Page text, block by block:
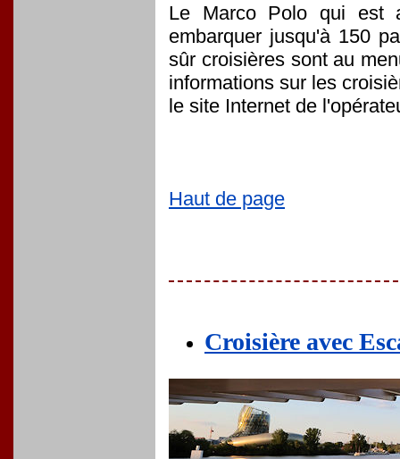
Le Marco Polo qui est
embarquer jusqu'à 150
sûr croisières sont au
informations sur les
le site Internet de
Haut de page
Croisière avec